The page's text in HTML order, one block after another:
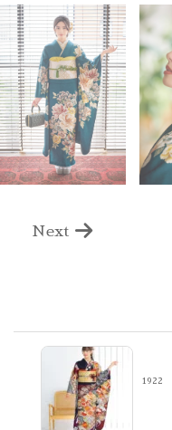
Next
1922